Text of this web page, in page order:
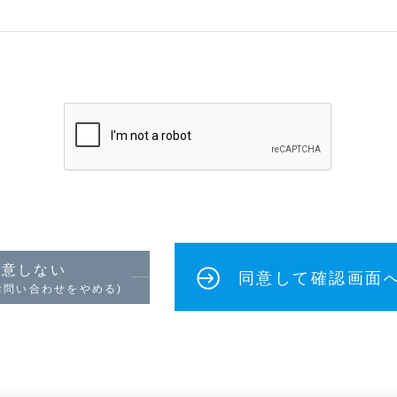
容に関するお問い合わせ
別の回答をさしあげておりません。
は、SSLによる暗号化通信により保護いたします。SSLに準
しない
い合わせをやめる) 同意して確認画面